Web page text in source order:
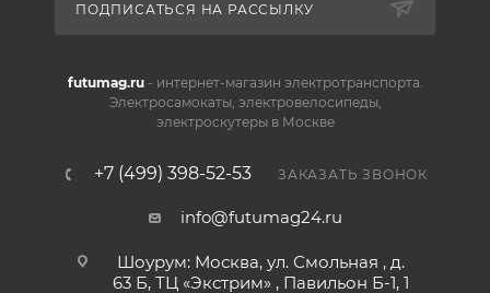
ПОДПИСАТЬСЯ НА РАССЫЛКУ
futumag.ru- интернет-магазин электротранспорта.
Электросамокаты, электровелосипеды,
электроскутеры в Москве
+7 (499) 398-52-53 ЗАКАЗАТЬ ЗВОНОК
info@futumag24.ru
Шоурум: Москва, ул. Смольная , д.
63 Б, ТЦ «Экстрим» , Павильон Б-1, 1